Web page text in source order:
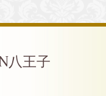
八王子